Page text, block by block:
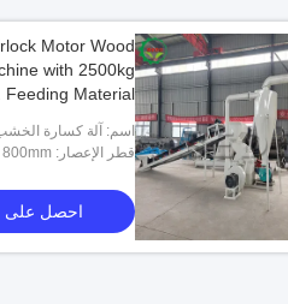
with 2500kg
Feeding Material
of 100mm
اسم: آلة كسارة
قطر الإعصار: 800mm
احصل على